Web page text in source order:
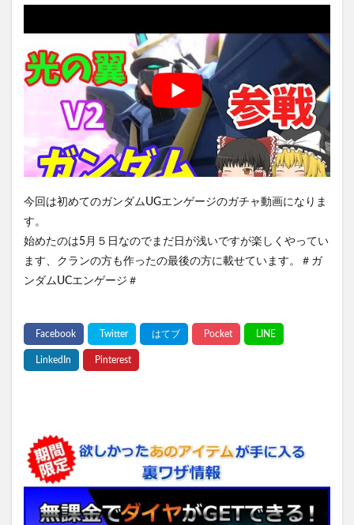
今回は初めてのガンダムUGエンゲージのガチャ動画になりま
す。
始めたのは5月５日なのでまだ日が浅いですが楽しくやってい
ます、クランの方も作ったの最後の方に載せています。＃ガ
ンダムUCエンゲージ＃